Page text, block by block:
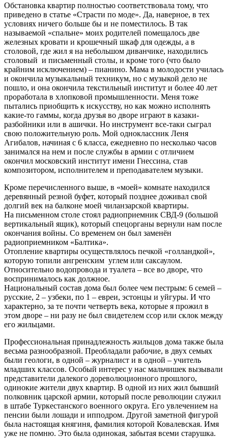
Обстановка квартир полностью соответствовала тому, что
приведено в статье «Страсти по моде». Да, наверное, в тех
условиях ничего больше бы и не поместилось. В так
называемой «спальне» моих родителей помещалось две
железных кровати и крошечный шкаф для одежды, а в
столовой, где жил я на небольшом диванчике, находились
столовый и письменный столы, и кроме того (что было
крайним исключением) – пианино. Мама в молодости училась
и окончила музыкальный техникум, но с музыкой дело не
пошло, и она окончила текстильный институт и более 40 лет
проработала в хлопковой промышленности. Меня тоже
пытались приобщить к искусству, но как можно исполнять
какие-то гаммы, когда друзья во дворе играют в казаки-
разбойники или в ашички. Но инструмент все-таки сыграл
свою положительную роль. Мой одноклассник Леня
Агибалов, начиная с 6 класса, ежедневно по несколько часов
занимался на нем и после службы в армии с отличием
окончил московский институт имени Гнессина, став
композитором, исполнителем и преподавателем музыки.
Кроме перечисленного выше, в «моей» комнате находился
деревянный резной буфет, который позднее доживал свой
долгий век на балконе моей чиланзарской квартиры.
На письменном столе стоял радиоприемник СВД-9 (большой
вертикальный ящик), который спецорганы вернули нам после
окончания войны. Со временем он был заменён
радиоприемником «Балтика».
Отопление квартиры осуществлялось печкой «голландкой»,
которую топили ангренским углем или саксаулом.
Относительно водопровода и туалета – все во дворе, что
воспринималось как должное.
Национальный состав дома был более чем пестрым: 6 семей –
русские, 2 – узбеки, по 1 – евреи, эстонцы и уйгуры. И что
характерно, за те почти четверть века, которые я прожил в
этом дворе – ни разу не был свидетелем ссор или склок между
его жильцами.
Профессиональная принадлежность жильцов дома также была
весьма разнообразной. Преобладали рабочие, в двух семьях
были геологи, в одной – журналист и в одной – учитель
младших классов. Особый интерес у нас мальчишек вызывали
представители далекого дореволюционного прошлого,
одинокие жители двух квартир. В одной из них жил бывший
полковник царской армии, который после революции служил
в штабе Туркестанского военного округа. Его увлечением на
пенсии были лошади и ипподром. Другой заметной фигурой
была настоящая княгиня, фамилия которой Ковалевская. Имя
уже не помню. Это была одинокая, забытая всеми старушка.